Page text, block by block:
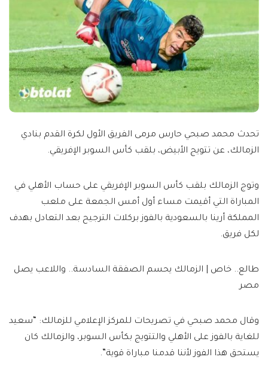
تحدث محمد صبحي حارس مرمى الفريق الأول لكرة القدم بنادي
الزمالك، عن تتويج الأبيض، بلقب كأس السوبر الإفريقي.
وتوج الزمالك بلقب كأس السوبر الإفريقي على حساب الأهلي في
المباراة التي أقيمت مساء أول أمس الجمعة على ملعب
المملكة أرينا بالسعودية بالفوز بركلات الترجيح بعد التعادل بهدف
لكل فريق.
طالع.. خاص | الزمالك يحسم الصفقة السادسة.. واللاعب يصل
مصر
وقال محمد صبحي في تصريحات للمركز الإعلامي للزمالك: “سعيد
للغاية بالفوز على الأهلي والتتويج بكأس السوبر، والزمالك كان
يستحق هذا الفوز لأننا قدمنا مباراة قوية”.